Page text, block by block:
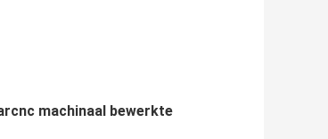
machinaal bewerkte